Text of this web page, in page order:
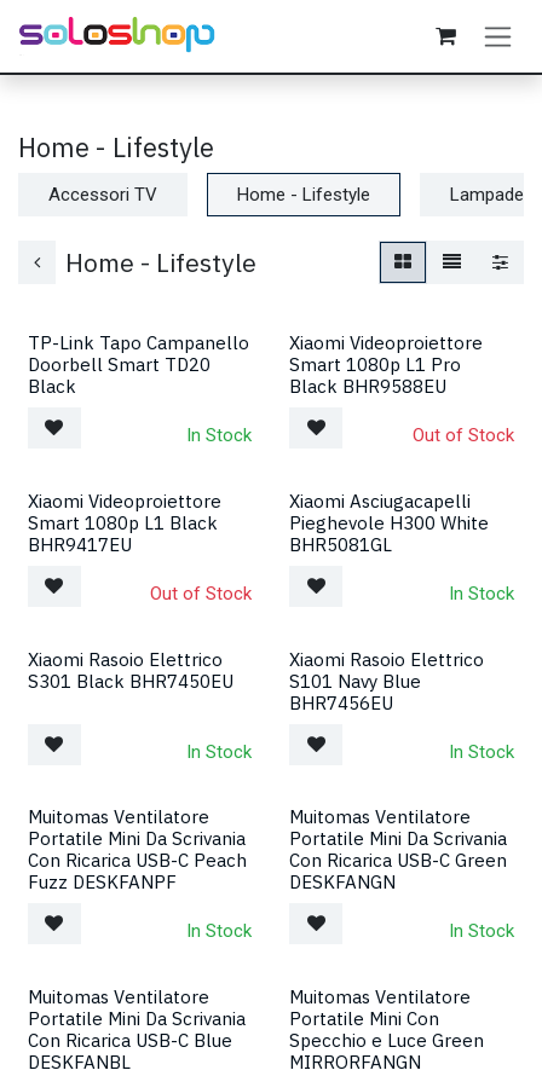
Passa al contenuto
Home - Lifestyle
Accessori TV Home - Lifestyle Lampade -
Home - Lifestyle
TP-Link Tapo Campanello
Doorbell Smart TD20
Black
In Stock
Xiaomi Videoproiettore
Smart 1080p L1 Pro
Black BHR9588EU
Out of Stock
Xiaomi Videoproiettore
Smart 1080p L1 Black
BHR9417EU
Out of Stock
Xiaomi Asciugacapelli
Pieghevole H300 White
BHR5081GL
In Stock
Xiaomi Rasoio Elettrico
S301 Black BHR7450EU
In Stock
Xiaomi Rasoio Elettrico
S101 Navy Blue
BHR7456EU
In Stock
Nuovo!
Muitomas Ventilatore
Portatile Mini Da Scrivania
Con Ricarica USB-C Peach
Fuzz DESKFANPF
In Stock
Nuovo!
Muitomas Ventilatore
Portatile Mini Da Scrivania
Con Ricarica USB-C Green
DESKFANGN
In Stock
Nuovo!
Muitomas Ventilatore
Portatile Mini Da Scrivania
Con Ricarica USB-C Blue
DESKFANBL
Nuovo!
Muitomas Ventilatore
Portatile Mini Con
Specchio e Luce Green
MIRRORFANGN